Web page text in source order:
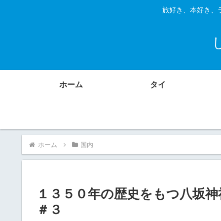
旅好き、本好き、
ホーム タイ
ホーム 国内
１３５０年の歴史をもつ八坂
＃３